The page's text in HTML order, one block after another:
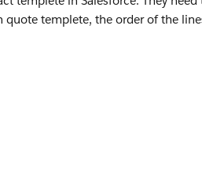
templete, the order of the